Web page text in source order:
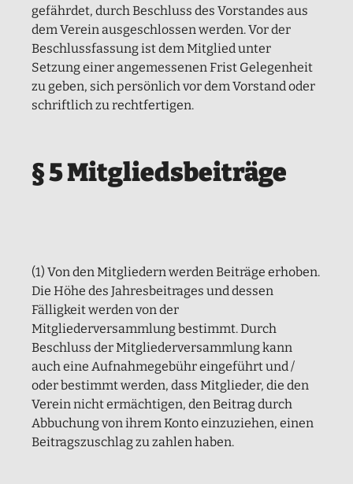
gefährdet, durch Beschluss des Vorstandes aus
dem Verein ausgeschlossen werden. Vor der
Beschlussfassung ist dem Mitglied unter
Setzung einer angemessenen Frist Gelegenheit
zu geben, sich persönlich vor dem Vorstand oder
schriftlich zu rechtfertigen.
§ 5 Mitgliedsbeiträge
(1) Von den Mitgliedern werden Beiträge erhoben.
Die Höhe des Jahresbeitrages und dessen
Fälligkeit werden von der
Mitgliederversammlung bestimmt. Durch
Beschluss der Mitgliederversammlung kann
auch eine Aufnahmegebühr eingeführt und /
oder bestimmt werden, dass Mitglieder, die den
Verein nicht ermächtigen, den Beitrag durch
Abbuchung von ihrem Konto einzuziehen, einen
Beitragszuschlag zu zahlen haben.